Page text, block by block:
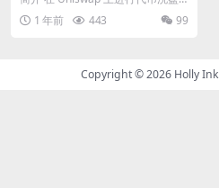
交易。 每1-3600 秒随机进行一次
交...1 年前 443 99
Copyright © 2026 Holly Ink